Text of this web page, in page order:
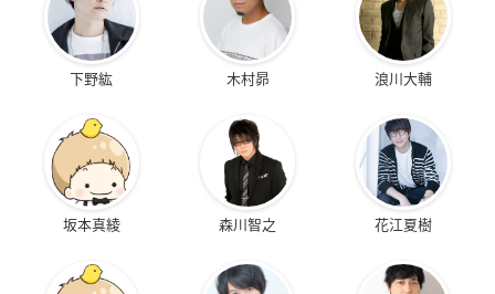
下野紘 木村昴 浪川大輔
坂本真綾 森川智之 花江夏樹